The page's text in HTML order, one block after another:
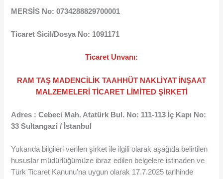
MERSİS No: 0734288829700001
Ticaret Sicil/Dosya No: 1091171
Ticaret Unvanı:
RAM TAŞ MADENCİLİK TAAHHÜT NAKLİYAT İNŞAAT
MALZEMELERİ TİCARET LİMİTED ŞİRKETİ
Adres : Cebeci Mah. Atatürk Bul. No: 111-113 İç Kapı No:
33 Sultangazi / İstanbul
Yukarıda bilgileri verilen şirket ile ilgili olarak aşağıda belirtilen
hususlar müdürlüğümüze ibraz edilen belgelere istinaden ve
Türk Ticaret Kanunu’na uygun olarak 17.7.2025 tarihinde